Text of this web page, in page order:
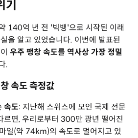
140억 년 전 '빅뱅'으로 시작된 이래
을 알고 있었습니다. 이번에 발표된
우주 팽창 속도를 역사상 가장 정밀
.
속도 측정값
속도: 지난해 스위스에 모인 국제 전문
르면, 우리로부터 300만 광년 떨어진
일(약 74km)의 속도로 멀어지고 있